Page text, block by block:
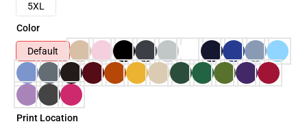
5XL
Color
Default
Print Location